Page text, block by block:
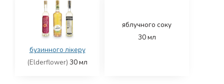
бузинного лікеру
(Elderflower) 30мл
яблучного соку
30мл